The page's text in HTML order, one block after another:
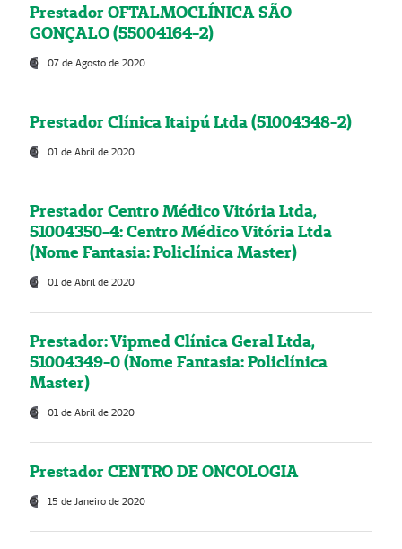
Prestador OFTALMOCLÍNICA SÃO
GONÇALO (55004164-2)
07 de Agosto de 2020
Prestador Clínica Itaipú Ltda (51004348-2)
01 de Abril de 2020
Prestador Centro Médico Vitória Ltda,
51004350-4: Centro Médico Vitória Ltda
(Nome Fantasia: Policlínica Master)
01 de Abril de 2020
Prestador: Vipmed Clínica Geral Ltda,
51004349-0 (Nome Fantasia: Policlínica
Master)
01 de Abril de 2020
Prestador CENTRO DE ONCOLOGIA
15 de Janeiro de 2020